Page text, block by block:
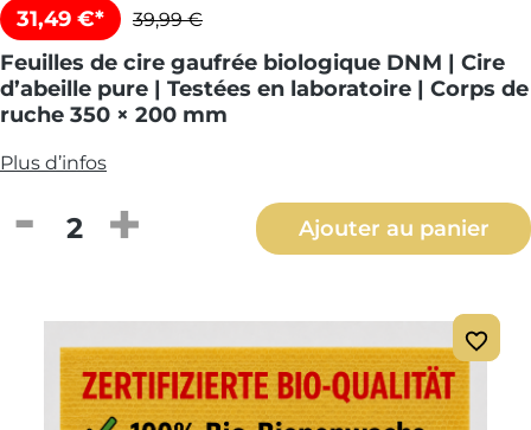
31,49 €* 39,99 €
Feuilles de cire gaufrée biologique DNM | Cire
d’abeille pure | Testées en laboratoire | Corps de
ruche 350 × 200 mm
Plus d’infos
Quantité de produit : Entrez la
Ajouter au panier